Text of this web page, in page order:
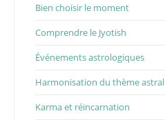
Bien choisir le moment
Comprendre le Jyotish
Événements astrologiques
Harmonisation du thème astral
Karma et réincarnation